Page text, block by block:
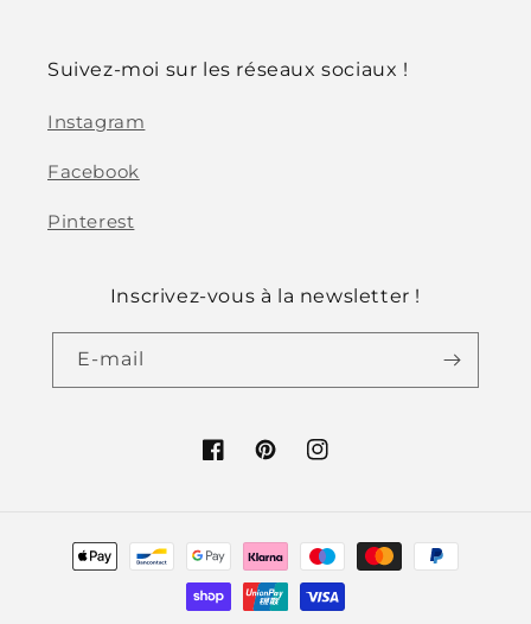
Suivez-moi sur les réseaux sociaux !
Instagram
Facebook
Pinterest
Inscrivez-vous à la newsletter !
E-mail
FacebookPinterestInstagram
Moyens